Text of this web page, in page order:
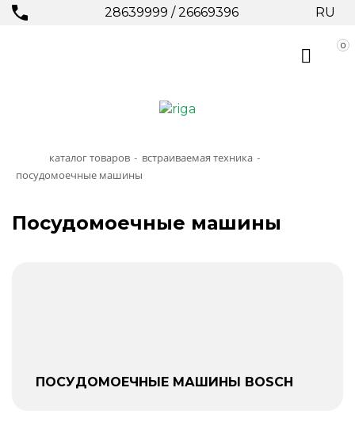
28639999 /26669396 RU
0
каталог товаров - встраиваемая техника -
посудомоечные машины
Посудомоечные машины
ПОСУДОМОЕЧНЫЕ МАШИНЫ BOSCH